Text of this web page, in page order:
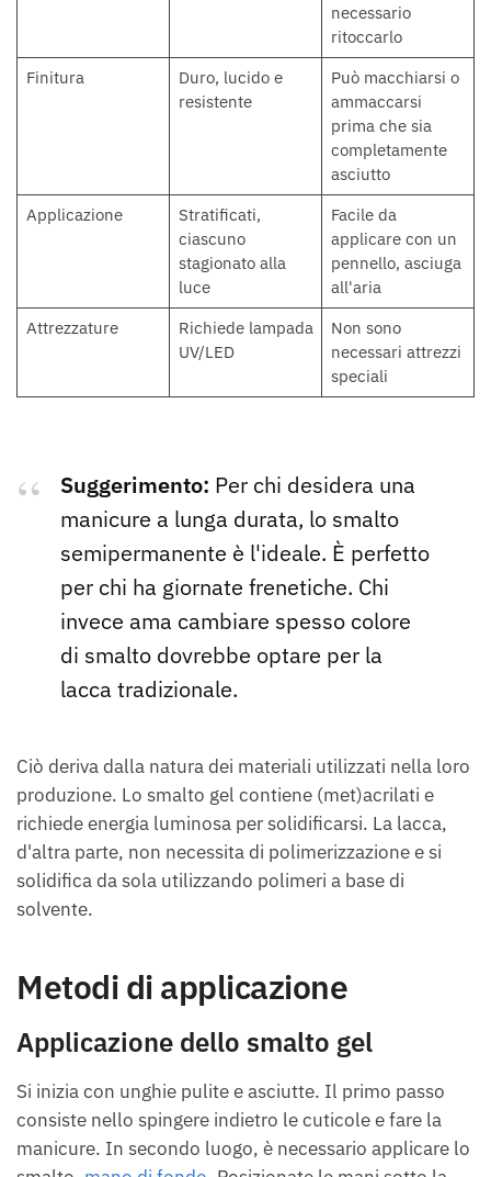
necessario
ritoccarlo
Finitura
Duro, lucido e
resistente
Può macchiarsi o
ammaccarsi
prima che sia
completamente
asciutto
Applicazione
Stratificati,
ciascuno
stagionato alla
luce
Facile da
applicare con un
pennello, asciuga
all'aria
Attrezzature
Richiede lampada
UV/LED
Non sono
necessari attrezzi
speciali
Suggerimento: Per chi desidera una
manicure a lunga durata, lo smalto
semipermanente è l'ideale. È perfetto
per chi ha giornate frenetiche. Chi
invece ama cambiare spesso colore
di smalto dovrebbe optare per la
lacca tradizionale.
Ciò deriva dalla natura dei materiali utilizzati nella loro
produzione. Lo smalto gel contiene (met)acrilati e
richiede energia luminosa per solidificarsi. La lacca,
d'altra parte, non necessita di polimerizzazione e si
solidifica da sola utilizzando polimeri a base di
solvente.
Metodi di applicazione
Applicazione dello smalto gel
Si inizia con unghie pulite e asciutte. Il primo passo
consiste nello spingere indietro le cuticole e fare la
manicure. In secondo luogo, è necessario applicare lo